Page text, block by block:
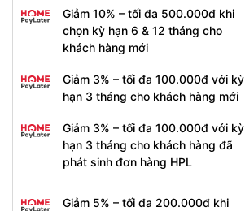
Giảm 10% – tối đa 500.000đ khi
chọn kỳ hạn 6 & 12 tháng cho
khách hàng mới
Giảm 3% – tối đa 100.000đ với kỳ
hạn 3 tháng cho khách hàng mới
Giảm 3% – tối đa 100.000đ với kỳ
hạn 3 tháng cho khách hàng đã
phát sinh đơn hàng HPL
Giảm 5% – tối đa 200.000đ khi